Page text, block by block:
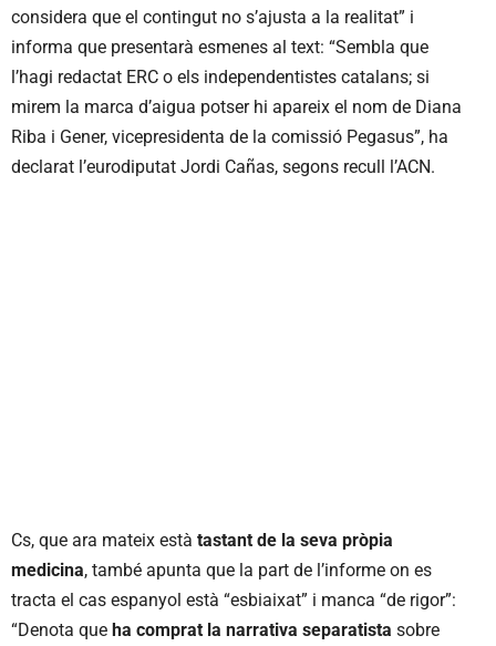
considera que el contingut no s’ajusta a la realitat” i
informa que presentarà esmenes al text: “Sembla que
l’hagi redactat ERC o els independentistes catalans; si
mirem la marca d’aigua potser hi apareix el nom de Diana
Riba i Gener, vicepresidenta de la comissió Pegasus”, ha
declarat l’eurodiputat Jordi Cañas, segons recull l’ACN.
Cs, que ara mateix està tastant de la seva pròpia
medicina, també apunta que la part de l’informe on es
tracta el cas espanyol està “esbiaixat” i manca “de rigor”:
“Denota que ha comprat la narrativa separatista sobre